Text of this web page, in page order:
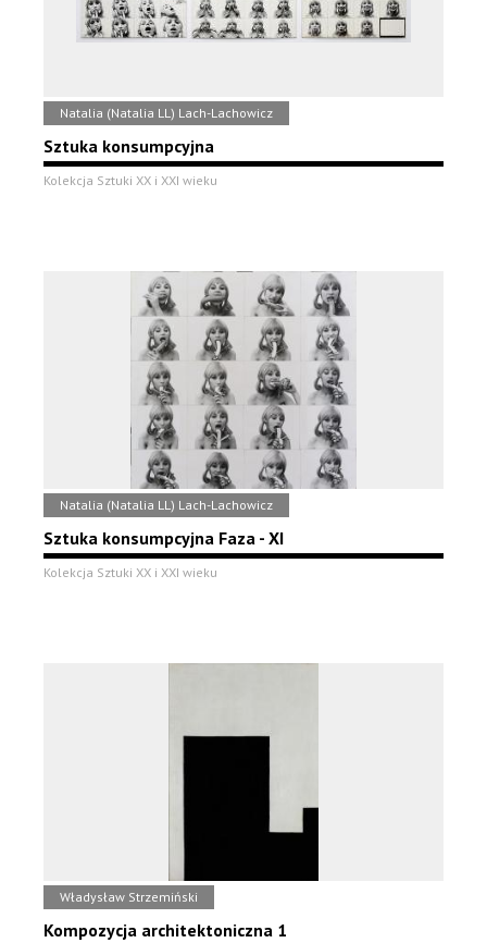
Natalia (Natalia LL) Lach-Lachowicz
Sztuka konsumpcyjna
Kolekcja Sztuki XX i XXI wieku
Natalia (Natalia LL) Lach-Lachowicz
Sztuka konsumpcyjna Faza - XI
Kolekcja Sztuki XX i XXI wieku
Władysław Strzemiński
Kompozycja architektoniczna 1